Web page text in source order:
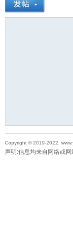
Copyright © 2019-2022,
声明:信息均来自网络或